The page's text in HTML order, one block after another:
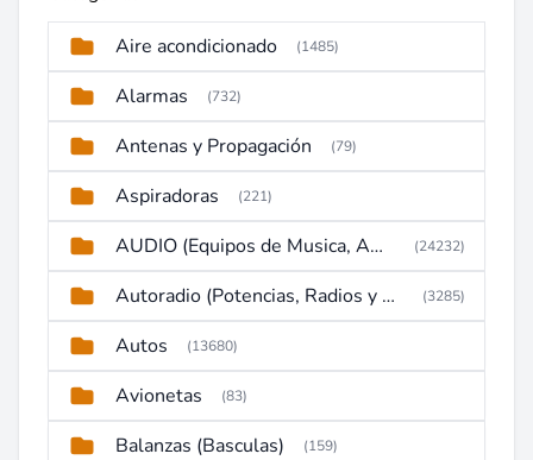
Aire acondicionado (1485)
Alarmas (732)
Antenas y Propagación (79)
Aspiradoras (221)
AUDIO (Equipos de Musica, Amplificadores, Reproductores, Etc) (24232)
Autoradio (Potencias, Radios y DVD) (3285)
Autos (13680)
Avionetas (83)
Balanzas (Basculas) (159)